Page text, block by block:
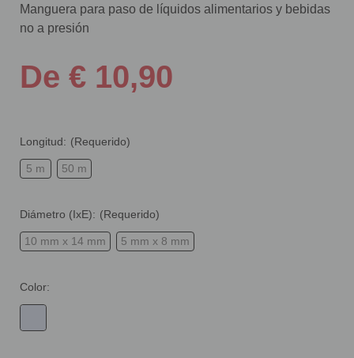
Manguera para paso de líquidos alimentarios y bebidas
no a presión
De € 10,90
Longitud: (Requerido)
5 m 50 m
Diámetro (IxE): (Requerido)
10 mm x 14 mm 5 mm x 8 mm
Color: